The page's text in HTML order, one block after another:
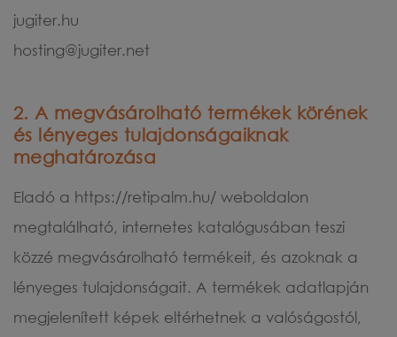
jugiter.hu
hosting@jugiter.net
2. A megvásárolható termékek körének
és lényeges tulajdonságaiknak
meghatározása
Eladó a https://retipalm.hu/ weboldalon
megtalálható, internetes katalógusában teszi
közzé megvásárolható termékeit, és azoknak a
lényeges tulajdonságait. A termékek adatlapján
megjelenített képek eltérhetnek a valóságostól,